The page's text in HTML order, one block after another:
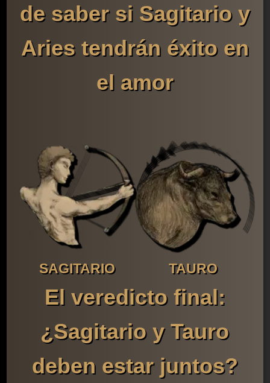
de saber si Sagitario y
Aries tendrán éxito en
el amor
SAGITARIO TAURO
El veredicto final:
¿Sagitario y Tauro
deben estar juntos?